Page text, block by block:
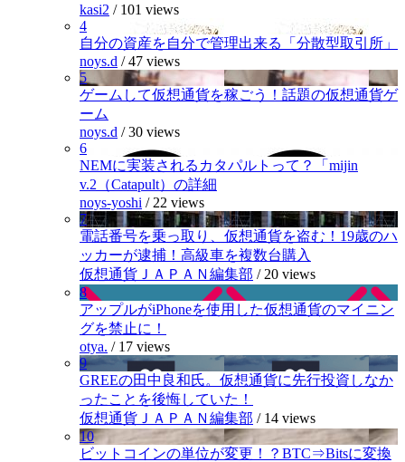
kasi2 / 101 views
4
自分の資産を自分で管理出来る「分散型取引所」
noys.d /47 views
5
ゲームして仮想通貨を稼ごう！話題の仮想通貨ゲ
ーム
noys.d /30 views
6
NEMに実装されるカタパルトって？「mijin
v.2（Catapult）の詳細
noys-yoshi / 22 views
7
電話番号を乗っ取り、仮想通貨を盗む！19歳のハ
ッカーが逮捕！高級車を複数台購入
仮想通貨ＪＡＰＡＮ編集部 / 20 views
8
アップルがiPhoneを使用した仮想通貨のマイニン
グを禁止に！
otya. / 17 views
9
GREEの田中良和氏。仮想通貨に先行投資しなか
ったことを後悔していた！
仮想通貨ＪＡＰＡＮ編集部 / 14 views
10
ビットコインの単位が変更！？BTC⇒Bitsに変換